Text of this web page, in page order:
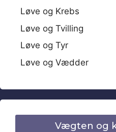
Løve og Krebs
Løve og Tvilling
Løve og Tyr
Løve og Vædder
Vægten og